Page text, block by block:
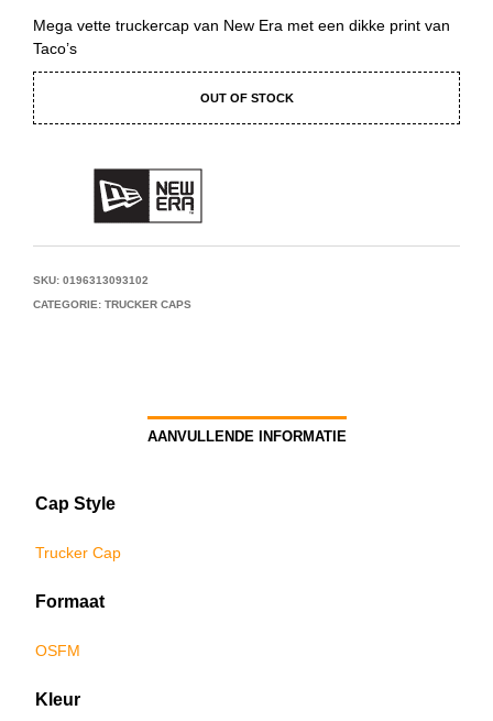
Mega vette truckercap van New Era met een dikke print van
Taco’s
OUT OF STOCK
SKU: 0196313093102
CATEGORIE: TRUCKER CAPS
AANVULLENDE INFORMATIE
Cap Style
Trucker Cap
Formaat
OSFM
Kleur